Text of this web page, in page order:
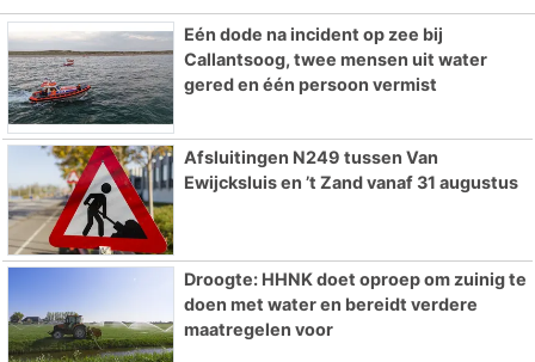
Eén dode na incident op zee bij
Callantsoog, twee mensen uit water
gered en één persoon vermist
Afsluitingen N249 tussen Van
Ewijcksluis en ’t Zand vanaf 31 augustus
Droogte: HHNK doet oproep om zuinig te
doen met water en bereidt verdere
maatregelen voor